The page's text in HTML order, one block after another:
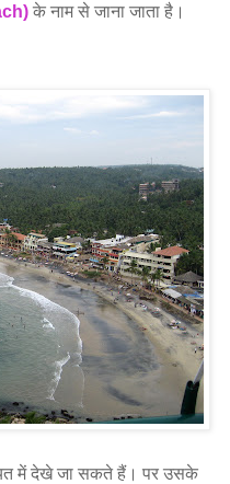
के नाम से जाना जाता है।
में देखे जा सकते हैं। पर उसके